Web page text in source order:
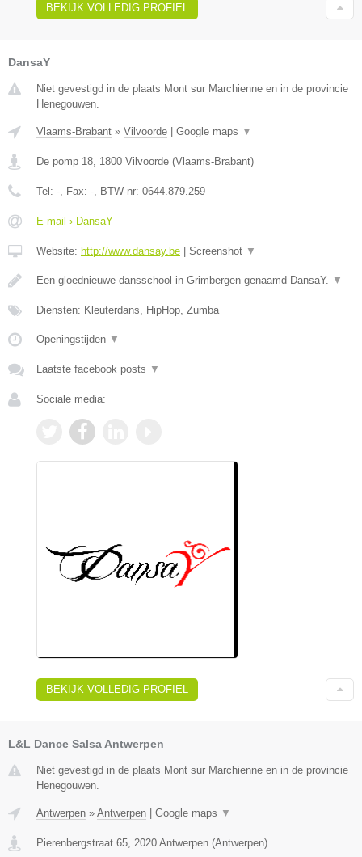
BEKIJK VOLLEDIG PROFIEL
DansaY
Niet gevestigd in de plaats Mont sur Marchienne en in de provincie
Henegouwen.
Vlaams-Brabant » Vilvoorde | Google maps ▼
De pomp 18 1800 Vilvoorde (Vlaams-Brabant)
Tel: - , Fax: - , BTW-nr: 0644.879.259
E-mail › DansaY
Website: http://www.dansay.be | Screenshot ▼
Een gloednieuwe dansschool in Grimbergen genaamd DansaY. ▼
Diensten: Kleuterdans, HipHop, Zumba
Openingstijden ▼
Laatste facebook posts ▼
Sociale media:
BEKIJK VOLLEDIG PROFIEL
L&L Dance Salsa Antwerpen
Niet gevestigd in de plaats Mont sur Marchienne en in de provincie
Henegouwen.
Antwerpen » Antwerpen | Google maps ▼
Pierenbergstraat 65 2020 Antwerpen (Antwerpen)